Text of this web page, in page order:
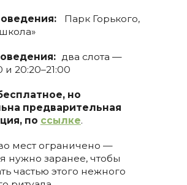
Парк Горького,
два слота —
и 20:20–21:00
но
предварительная
по ссылке.
мест ограничено —
нужно заранее, чтобы
частью этого нежного